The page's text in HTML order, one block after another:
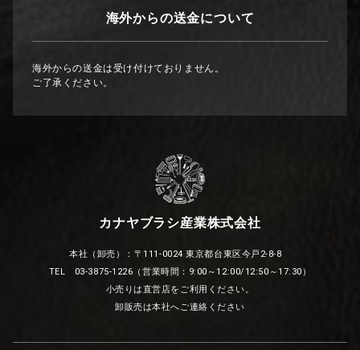
海外からの送金について
海外からの送金は受け付けておりません。
ご了承ください。
カナヤブラシ産業株式会社
本社（卸売）：〒111-0024 東京都台東区今戸2-8-8
TEL 03-3875-1226（営業時間：9:00～12:00/12:50～17:30）
小売りは直営店をご利用ください。
卸販売は本社へご連絡ください